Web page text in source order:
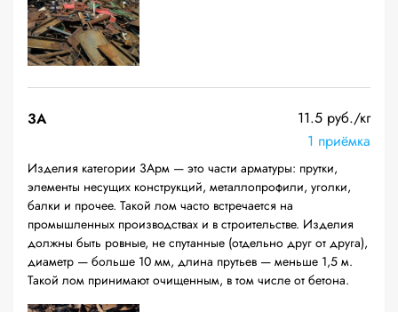
3А
11.5 руб./кг
1 приёмка
Изделия категории 3Арм — это части арматуры: прутки,
элементы несущих конструкций, металлопрофили, уголки,
балки и прочее. Такой лом часто встречается на
промышленных производствах и в строительстве. Изделия
должны быть ровные, не спутанные (отдельно друг от друга),
диаметр — больше 10 мм, длина прутьев — меньше 1,5 м.
Такой лом принимают очищенным, в том числе от бетона.